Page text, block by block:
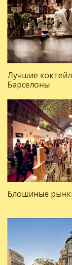
Лучшие
Барселоны
Блошиные